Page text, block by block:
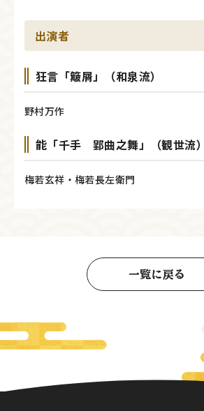
出演者
狂言「簸屑」（和泉流）
野村万作
能「千手 郢曲之舞」（観世流）
梅若玄祥・梅若長左衛門
一覧に戻る